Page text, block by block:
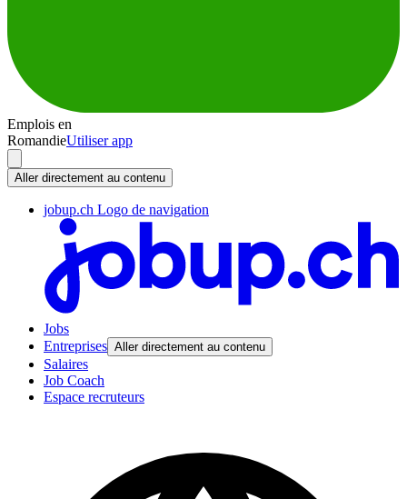
Emplois en
RomandieUtiliser app
Aller directement au contenu
jobup.ch Logo de navigation
Jobs
Entreprises Aller directement au contenu
Salaires
Job Coach
Espace recruteurs